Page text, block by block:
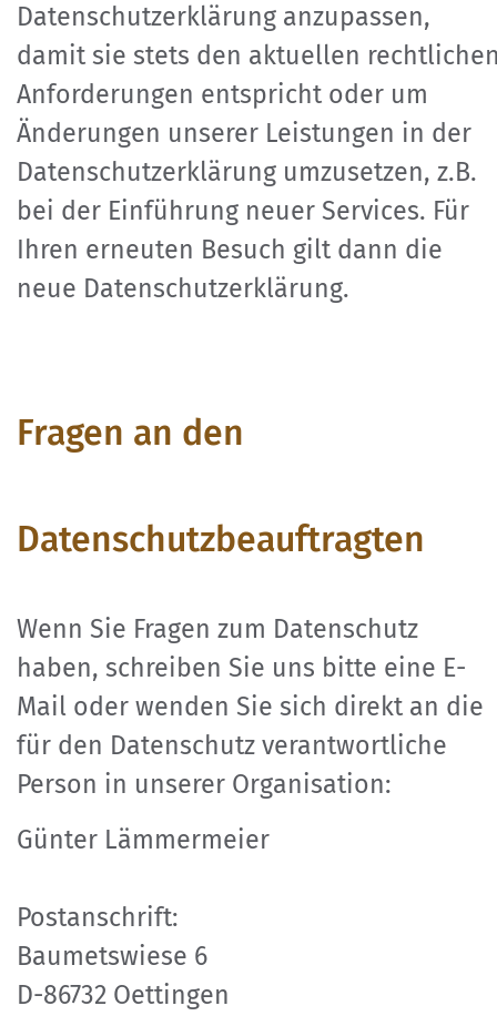
Datenschutzerklärung anzupassen,
damit sie stets den aktuellen
Anforderungen entspricht oder um
Änderungen unserer Leistungen in der
Datenschutzerklärung umzusetzen, z.B.
bei der Einführung neuer Services. Für
Ihren erneuten Besuch gilt dann die
neue Datenschutzerklärung.
Fragen an den
Datenschutzbeauftragten
Wenn Sie Fragen zum Datenschutz
haben, schreiben Sie uns bitte eine E-
Mail oder wenden Sie sich direkt an die
für den Datenschutz verantwortliche
Person in unserer Organisation:
Günter Lämmermeier
Postanschrift:
Baumetswiese 6
D-86732 Oettingen